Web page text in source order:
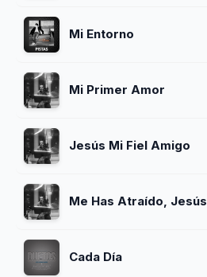
Mi Entorno
Mi Primer Amor
Jesús Mi Fiel Amigo
Me Has Atraído, Jesús
Cada Día